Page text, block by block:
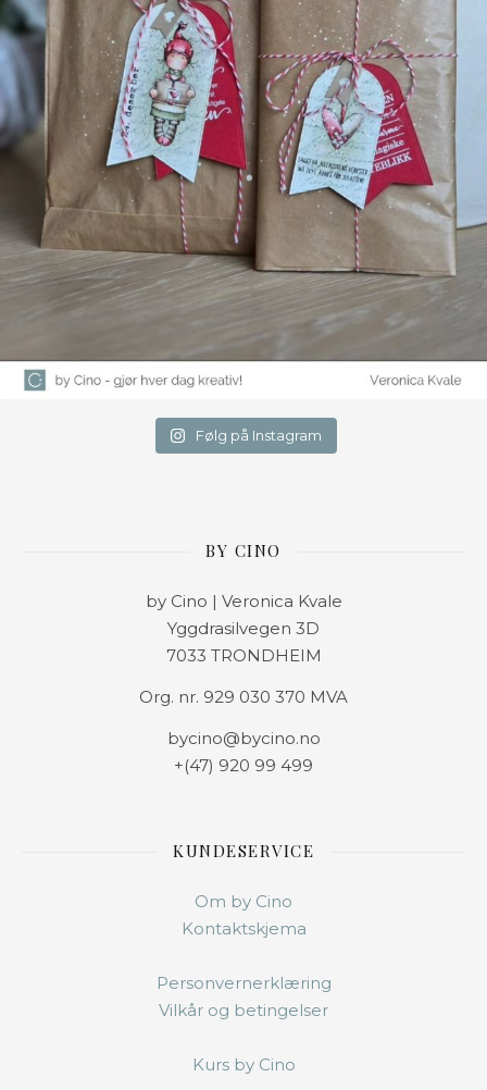
Følg på Instagram
BY CINO
by Cino | Veronica Kvale
Yggdrasilvegen 3D
7033 TRONDHEIM
Org. nr. 929 030 370 MVA
bycino@bycino.no
+(47) 920 99 499
KUNDESERVICE
Om by Cino
Kontaktskjema
Personvernerklæring
Vilkår og betingelser
Kurs by Cino